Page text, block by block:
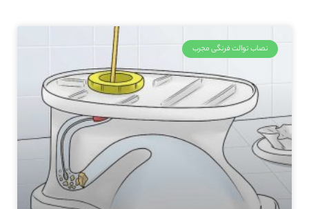
نصاب توالت فرنگی مجرب